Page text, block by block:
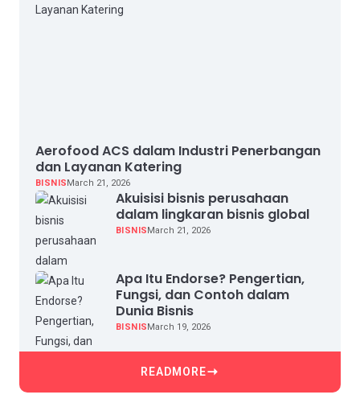
Aerofood ACS dalam Industri Penerbangan
dan Layanan Katering
BISNISMarch 21, 2026
Akuisisi bisnis perusahaan
dalam lingkaran bisnis global
BISNISMarch 21, 2026
Apa Itu Endorse? Pengertian,
Fungsi, dan Contoh dalam
Dunia Bisnis
BISNISMarch 19, 2026
READMORE